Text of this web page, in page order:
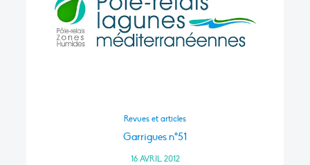
Revues et articles
Garrigues n°51
16 AVRIL 2012